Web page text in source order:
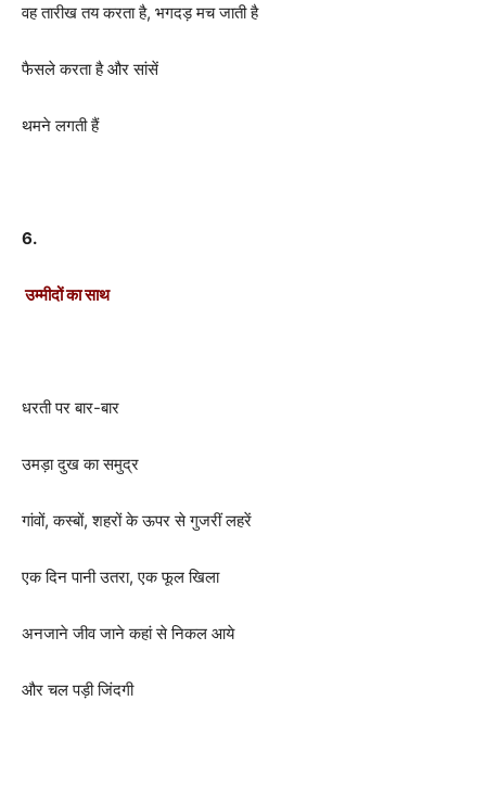
वह तारीख तय करता है, भगदड़ मच जाती है
फैसले करता है और सांसें
थमने लगती हैं
6.
उम्मीदों का साथ
धरती पर बार-बार
उमड़ा दुख का समुद्र
गांवों, कस्बों, शहरों के ऊपर से गुजरीं लहरें
एक दिन पानी उतरा, एक फूल‌ खिला
अनजाने जीव जाने कहां से निकल आये
और चल पड़ी जिंदगी